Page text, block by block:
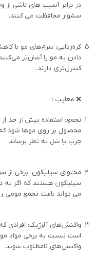
در برابر آسیب های ناشی
سشوار محافظت می کنند.
گره‌زدایی: سرم‌های مو با
دادن به مو را آسان‌تر
کنترل‌تری دارند.
❌ معایب :
تجمع: استفاده بیش از حد
محصول بر روی موها شود
چرب یا شل به نظر برساند.
محتوای سیلیکون: برخی از
سیلیکون هستند که اگر به
می تواند باعث تجمع
واکنش‌های آلرژیک: افرادی
است نسبت به برخی مواد
واکنش‌های نامطلوب شوند.